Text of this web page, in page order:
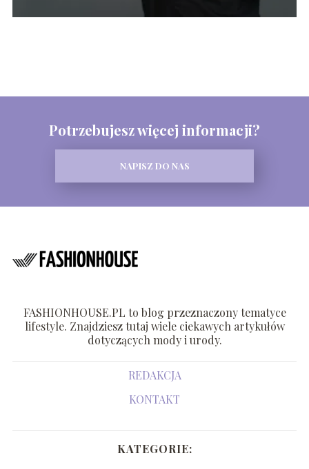
Potrzebujesz więcej informacji?
NAPISZ DO NAS
FASHIONHOUSE.PL to blog przeznaczony tematyce
lifestyle. Znajdziesz tutaj wiele ciekawych artykułów
dotyczących mody i urody.
REDAKCJA
KONTAKT
KATEGORIE: